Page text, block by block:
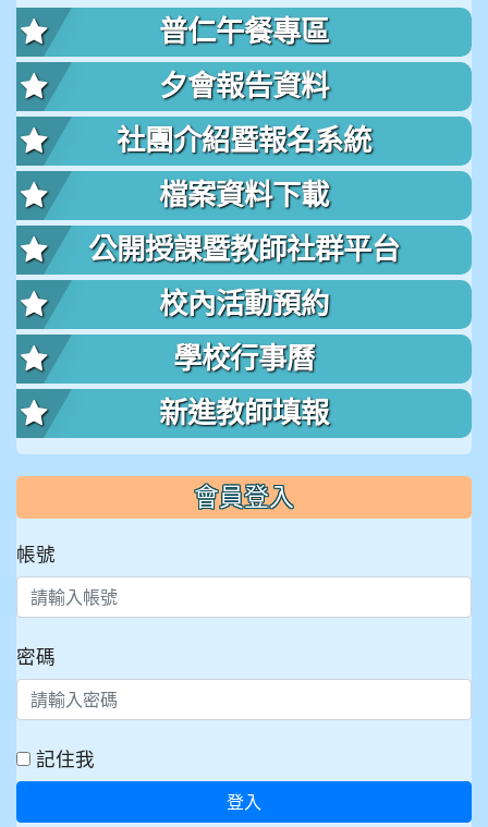
普仁午餐專區
夕會報告資料
社團介紹暨報名系統
檔案資料下載
公開授課暨教師社群平台
校內活動預約
學校行事曆
新進教師填報
會員登入
帳號
密碼
記住我
登入